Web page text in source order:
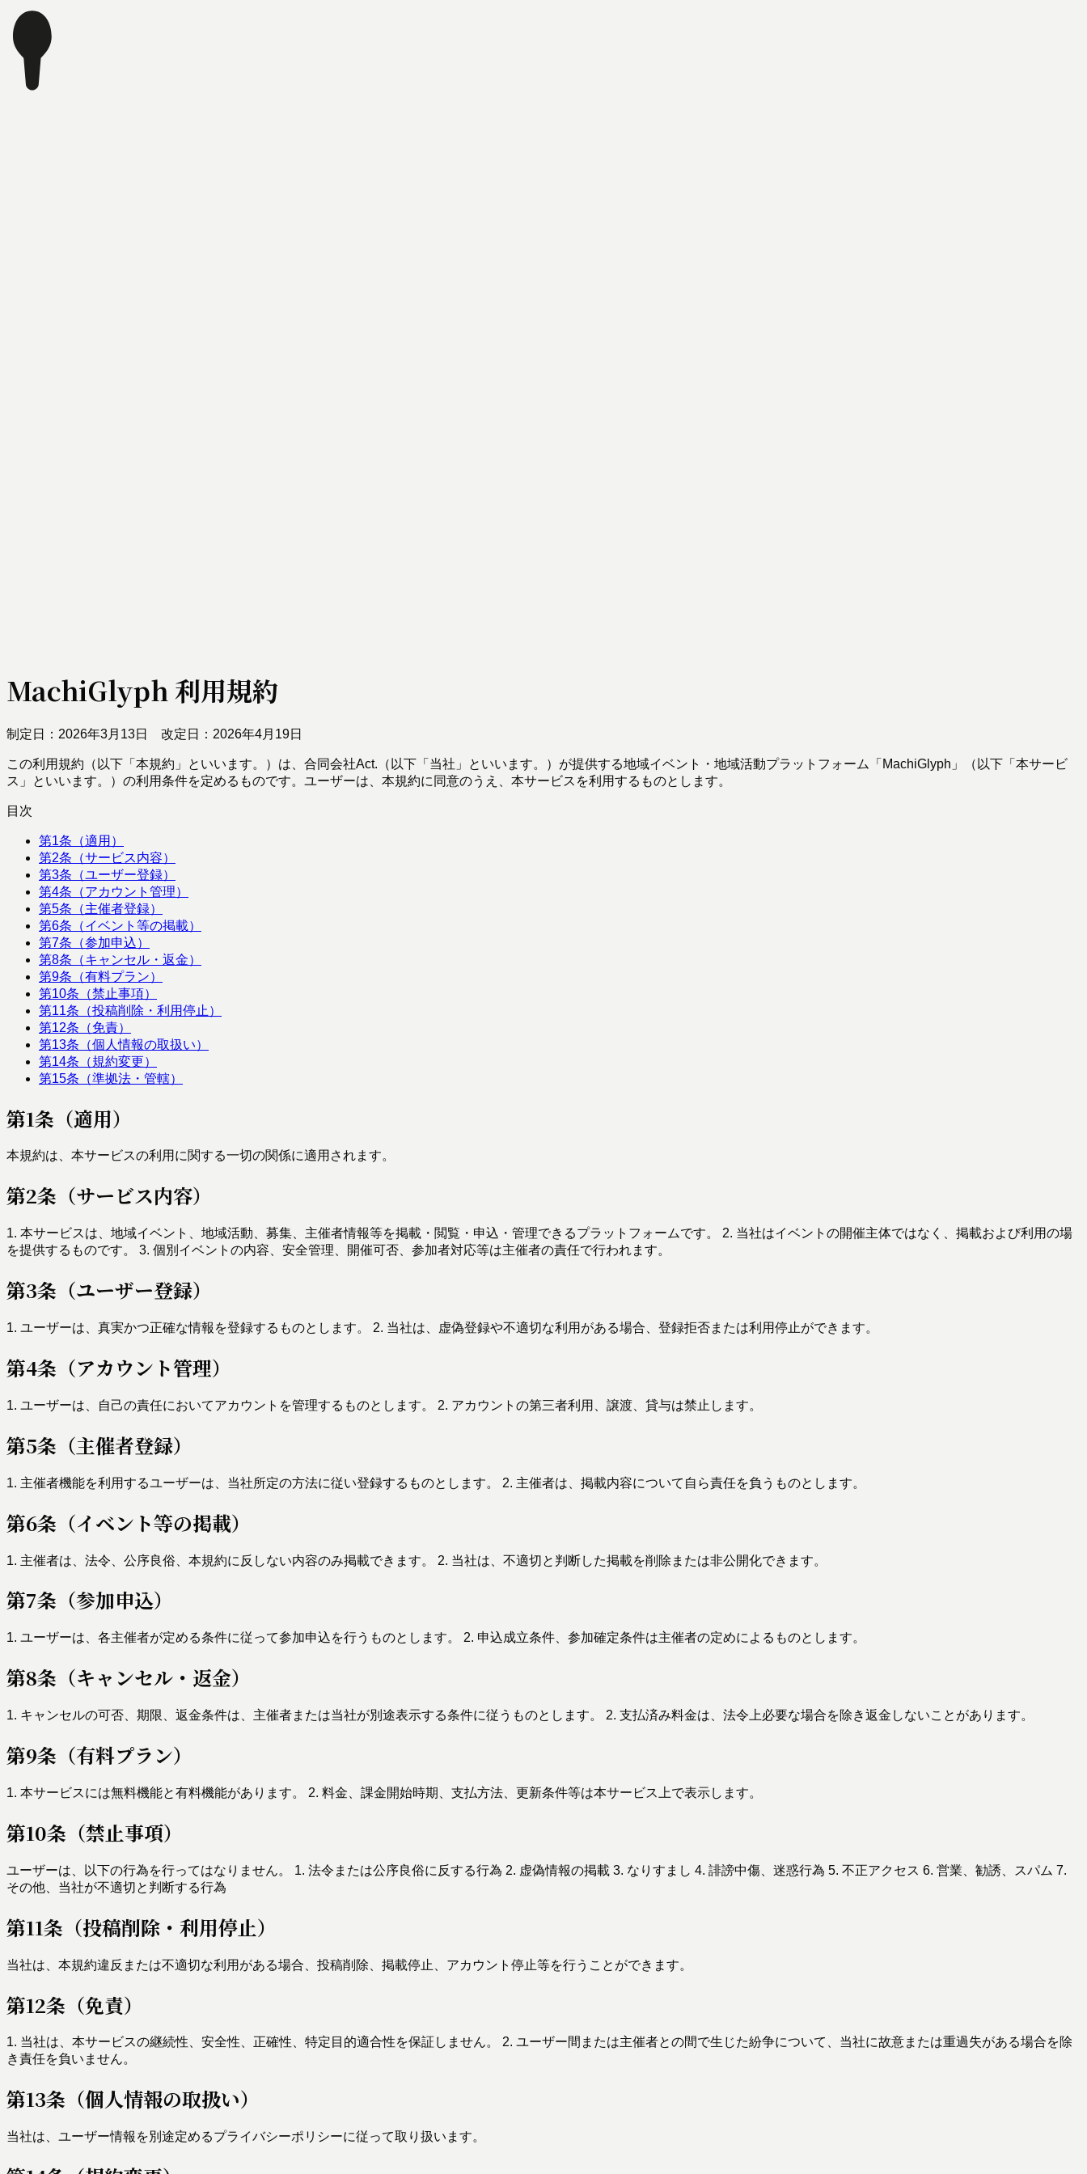
MachiGlyph 利用規約
制定日： 2026年3月13日 改定日： 2026年4月19日
この利用規約（以下「本規約」といいます。）は、合同会社Act.（以下「当社」といいます。）が提供する地域イベント・地域活動プラットフォーム「MachiGlyph」（以下「本サービ
ス」といいます。）の利用条件を定めるものです。ユーザーは、本規約に同意のうえ、本サービスを利用するものとします。
目次
第1条（適用）
第2条（サービス内容）
第3条（ユーザー登録）
第4条（アカウント管理）
第5条（主催者登録）
第6条（イベント等の掲載）
第7条（参加申込）
第8条（キャンセル・返金）
第9条（有料プラン）
第10条（禁止事項）
第11条（投稿削除・利用停止）
第12条（免責）
第13条（個人情報の取扱い）
第14条（規約変更）
第15条（準拠法・管轄）
第1条（適用）
本規約は、本サービスの利用に関する一切の関係に適用されます。
第2条（サービス内容）
1. 本サービスは、地域イベント、地域活動、募集、主催者情報等を掲載・閲覧・申込・管理できるプラットフォームです。 2. 当社はイベントの開催主体ではなく、掲載および利用の場
を提供するものです。 3. 個別イベントの内容、安全管理、開催可否、参加者対応等は主催者の責任で行われます。
第3条（ユーザー登録）
1. ユーザーは、真実かつ正確な情報を登録するものとします。 2. 当社は、虚偽登録や不適切な利用がある場合、登録拒否または利用停止ができます。
第4条（アカウント管理）
1. ユーザーは、自己の責任においてアカウントを管理するものとします。 2. アカウントの第三者利用、譲渡、貸与は禁止します。
第5条（主催者登録）
1. 主催者機能を利用するユーザーは、当社所定の方法に従い登録するものとします。 2. 主催者は、掲載内容について自ら責任を負うものとします。
第6条（イベント等の掲載）
1. 主催者は、法令、公序良俗、本規約に反しない内容のみ掲載できます。 2. 当社は、不適切と判断した掲載を削除または非公開化できます。
第7条（参加申込）
1. ユーザーは、各主催者が定める条件に従って参加申込を行うものとします。 2. 申込成立条件、参加確定条件は主催者の定めによるものとします。
第8条（キャンセル・返金）
1. キャンセルの可否、期限、返金条件は、主催者または当社が別途表示する条件に従うものとします。 2. 支払済み料金は、法令上必要な場合を除き返金しないことがあります。
第9条（有料プラン）
1. 本サービスには無料機能と有料機能があります。 2. 料金、課金開始時期、支払方法、更新条件等は本サービス上で表示します。
第10条（禁止事項）
ユーザーは、以下の行為を行ってはなりません。 1. 法令または公序良俗に反する行為 2. 虚偽情報の掲載 3. なりすまし 4. 誹謗中傷、迷惑行為 5. 不正アクセス 6. 営業、勧誘、スパム 7.
その他、当社が不適切と判断する行為
第11条（投稿削除・利用停止）
当社は、本規約違反または不適切な利用がある場合、投稿削除、掲載停止、アカウント停止等を行うことができます。
第12条（免責）
1. 当社は、本サービスの継続性、安全性、正確性、特定目的適合性を保証しません。 2. ユーザー間または主催者との間で生じた紛争について、当社に故意または重過失がある場合を除
き責任を負いません。
第13条（個人情報の取扱い）
当社は、ユーザー情報を別途定めるプライバシーポリシーに従って取り扱います。